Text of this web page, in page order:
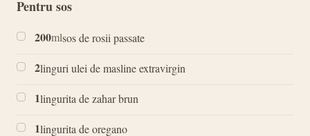
Pentru sos
200mlsos de rosii passate
2linguri ulei de masline extravirgin
1lingurita de zahar brun
1lingurita de oregano